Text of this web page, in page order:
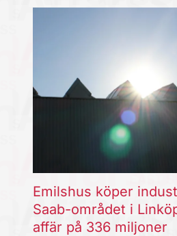
Emilshus köper
Saab-området i
affär på 336 miljoner